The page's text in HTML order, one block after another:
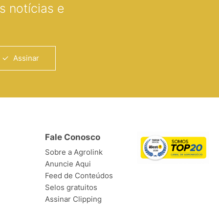
notícias e
Assinar
Fale Conosco
Sobre a Agrolink
Anuncie Aqui
Feed de Conteúdos
Selos gratuitos
Assinar Clipping